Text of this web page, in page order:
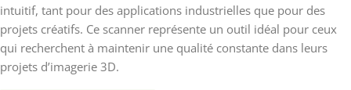
intuitif, tant pour des applications industrielles que pour des
projets créatifs. Ce scanner représente un outil idéal pour ceux
qui recherchent à maintenir une qualité constante dans leurs
projets d’imagerie 3D.